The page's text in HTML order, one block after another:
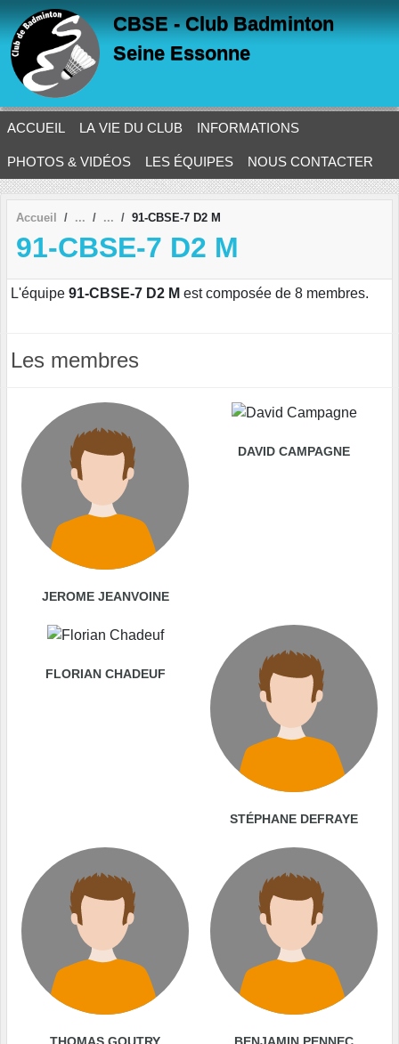
CBSE - Club Badminton
Seine Essonne
ACCUEIL LA VIE DU CLUB INFORMATIONS
PHOTOS & VIDÉOS LES ÉQUIPES NOUS CONTACTER
Accueil 91-CBSE-7 D2 M
91-CBSE-7 D2 M
L'équipe 91-CBSE-7 D2 M est composée de 8 membres.
Les membres
JEROME JEANVOINE
DAVID CAMPAGNE
FLORIAN CHADEUF
STÉPHANE DEFRAYE
THOMAS GOUTRY BENJAMIN PENNEC
Panneau de gestion des cookies